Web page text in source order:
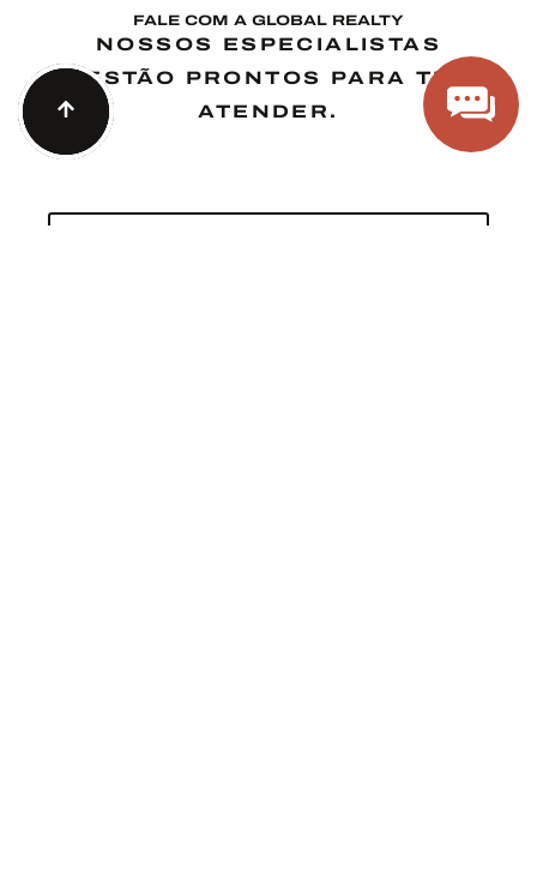
FALE COM A GLOBAL REALTY
NOSSOS ESPECIALISTAS
ESTÃO PRONTOS PARA TE
ATENDER.